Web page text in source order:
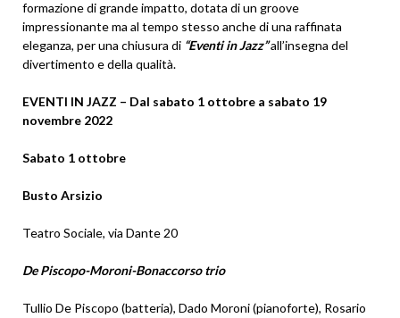
formazione di grande impatto, dotata di un groove
impressionante ma al tempo stesso anche di una raffinata
eleganza, per una chiusura di “Eventi in Jazz”all’insegna del
divertimento e della qualità.
EVENTI IN JAZZ – Dal sabato 1 ottobre a sabato 19
novembre 2022
Sabato 1 ottobre
Busto Arsizio
Teatro Sociale, via Dante 20
De Piscopo-Moroni-Bonaccorso trio
Tullio De Piscopo (batteria), Dado Moroni (pianoforte), Rosario